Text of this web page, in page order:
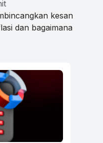
kesan
dan bagaimana